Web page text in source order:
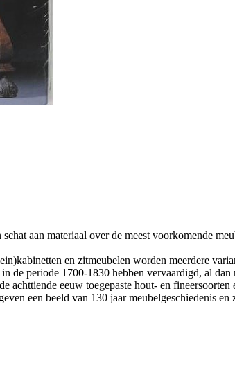
aan materiaal over de meest voorkomende
en zitmeubelen worden meerdere
de periode 1700-1830 hebben vervaardigd, al
achttiende eeuw toegepaste hout- en
een beeld van 130 jaar meubelgeschiedenis